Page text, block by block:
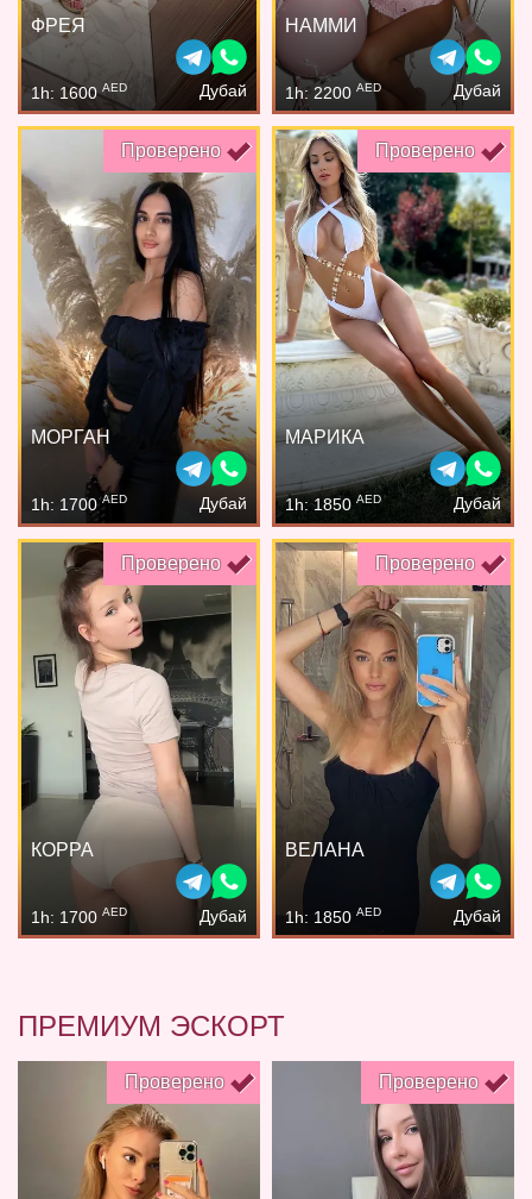
ФРЕЯ
1h: 1600AED Дубай
НАММИ
1h: 2200 AED Дубай
Проверено
МОРГАН
1h: 1700AED Дубай
Проверено
МАРИКА
1h: 1850 AED Дубай
Проверено
КОРРА
1h: 1700 AED Дубай
Проверено
ВЕЛАНА
1h: 1850 AED Дубай
ПРЕМИУМ ЭСКОРТ
Проверено Проверено